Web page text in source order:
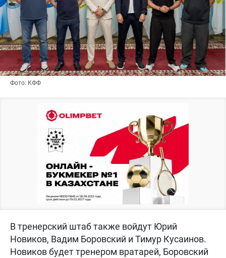
Фото: КФФ
В тренерский штаб также войдут Юрий
Новиков, Вадим Боровский и Тимур Кусаинов.
Новиков будет тренером вратарей, Боровский